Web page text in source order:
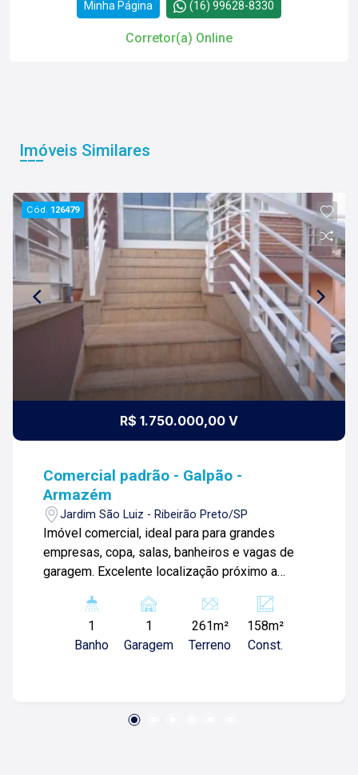
Minha Página (16) 99628-8330
Corretor(a) Online
Imóveis Similares
Cód. 126479
R$ 1.750.000,00 V
Comercial padrão - Galpão -
Armazém
Jardim São Luiz - Ribeirão Preto/SP
Imóvel comercial, ideal para para grandes
empresas, copa, salas, banheiros e vagas de
garagem. Excelente localização próximo a
1
Banho
1
Garagem
261m²
Terreno
158m²
Const.